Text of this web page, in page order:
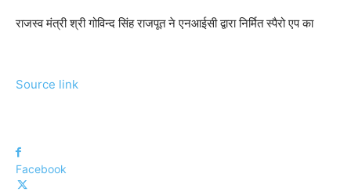
राजस्व मंत्री श्री गोविन्द सिंह राजपूत ने एनआईसी द्वारा निर्मित स्पैरो एप का
Source link
Facebook